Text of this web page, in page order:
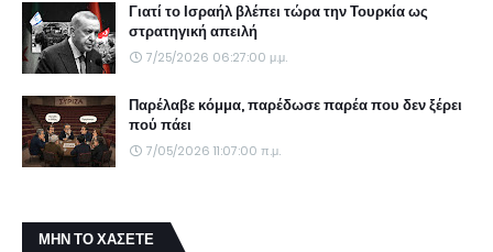
Γιατί το Ισραήλ βλέπει τώρα την Τουρκία ως
στρατηγική απειλή
7/25/2026 06:27:00 μ.μ.
Παρέλαβε κόμμα, παρέδωσε παρέα που δεν ξέρει
πού πάει
7/05/2026 11:07:00 π.μ.
ΜΗΝ ΤΟ ΧΑΣΕΤΕ